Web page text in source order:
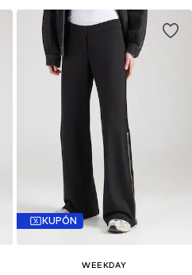
KUPÓN
WEEKDAY